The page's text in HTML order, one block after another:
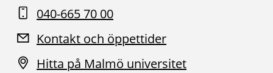
040-665 70 00
Kontakt och öppettider
Hitta på Malmö universitet